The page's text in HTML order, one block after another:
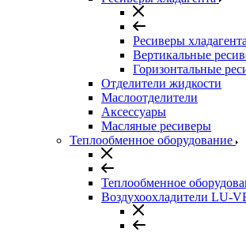
Ресиверы хладагента
Вертикальные
Горизонтальные
Отделители жидкости
Маслоотделители
Аксессуары
Масляные ресиверы
Теплообменное оборудование
Теплообменное
Воздухоохладители LU-